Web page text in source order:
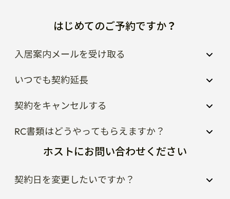
はじめてのご予約ですか？
入居案内メールを受け取る
いつでも契約延長
契約をキャンセルする
RC書類はどうやってもらえますか？
ホストにお問い合わせください
契約日を変更したいですか？